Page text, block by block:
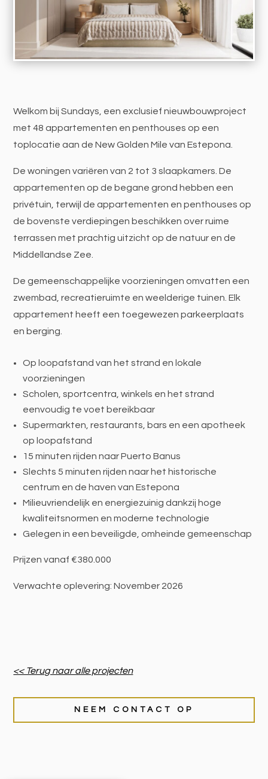
Welkom bij Sundays, een exclusief nieuwbouwproject
met 48 appartementen en penthouses op een
toplocatie aan de New Golden Mile van Estepona.
De woningen variëren van 2 tot 3 slaapkamers. De
appartementen op de begane grond hebben een
privétuin, terwijl de appartementen en penthouses op
de bovenste verdiepingen beschikken over ruime
terrassen met prachtig uitzicht op de natuur en de
Middellandse Zee.
De gemeenschappelijke voorzieningen omvatten een
zwembad, recreatieruimte en weelderige tuinen. Elk
appartement heeft een toegewezen parkeerplaats
en berging.
Op loopafstand van het strand en lokale
voorzieningen
Scholen, sportcentra, winkels en het strand
eenvoudig te voet bereikbaar
Supermarkten, restaurants, bars en een apotheek
op loopafstand
15 minuten rijden naar Puerto Banus
Slechts 5 minuten rijden naar het historische
centrum en de haven van Estepona
Milieuvriendelijk en energiezuinig dankzij hoge
kwaliteitsnormen en moderne technologie
Gelegen in een beveiligde, omheinde gemeenschap
Prijzen vanaf €380.000
Verwachte oplevering: November 2026
<< Terug naar alle projecten
NEEM CONTACT OP